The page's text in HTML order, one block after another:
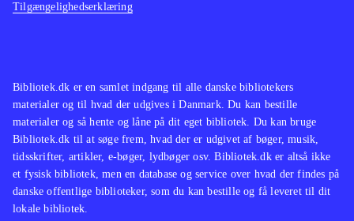
Bibliotek.dk er en samlet indgang til alle danske bibliotekers
materialer og til hvad der udgives i Danmark. Du kan bestille
materialer og så hente og låne på dit eget bibliotek. Du kan bruge
Bibliotek.dk til at søge frem, hvad der er udgivet af bøger, musik,
tidsskrifter, artikler, e-bøger, lydbøger osv. Bibliotek.dk er altså ikke
et fysisk bibliotek, men en database og service over hvad der findes på
danske offentlige biblioteker, som du kan bestille og få leveret til dit
lokale bibliotek.
Tilgængelighedserklæring